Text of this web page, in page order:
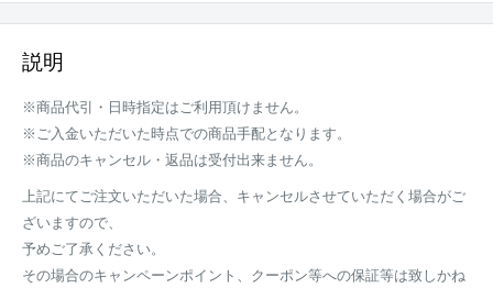
説明
※商品代引・日時指定はご利用頂けません。
※ご入金いただいた時点での商品手配となります。
※商品のキャンセル・返品は受付出来ません。
上記にてご注文いただいた場合、キャンセルさせていただく場合がご
ざいますので、
予めご了承ください。
その場合のキャンペーンポイント、クーポン等への保証等は致しかね